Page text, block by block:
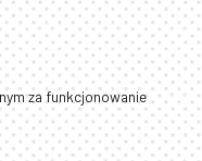
za funkcjonowanie